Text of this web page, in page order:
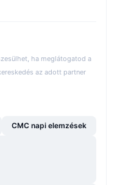
ha meglátogatod a
az adott partner
CMC napi elemzések